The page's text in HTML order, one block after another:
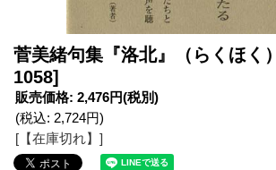
菅美緒句集『洛北』（らくほく
1058]
販売価格: 2,476円(税別)
(税込: 2,724円)
[【在庫切れ】]